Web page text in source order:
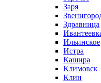
Заря
Здравница
Ильинское
Истра
Кашира
Климовск
Клин